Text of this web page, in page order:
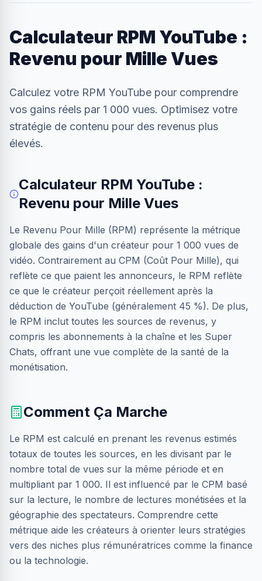
Calculateur RPM YouTube :
Revenu pour Mille Vues
Calculez votre RPM YouTube pour comprendre
vos gains réels par 1 000 vues. Optimisez votre
stratégie de contenu pour des revenus plus
élevés.
Calculateur RPM YouTube :
Revenu pour Mille Vues
Le Revenu Pour Mille (RPM) représente la métrique
globale des gains d'un créateur pour 1 000 vues de
vidéo. Contrairement au CPM (Coût Pour Mille), qui
reflète ce que paient les annonceurs, le RPM reflète
ce que le créateur perçoit réellement après la
déduction de YouTube (généralement 45 %). De plus,
le RPM inclut toutes les sources de revenus, y
compris les abonnements à la chaîne et les Super
Chats, offrant une vue complète de la santé de la
monétisation.
Comment Ça Marche
Le RPM est calculé en prenant les revenus estimés
totaux de toutes les sources, en les divisant par le
nombre total de vues sur la même période et en
multipliant par 1 000. Il est influencé par le CPM basé
sur la lecture, le nombre de lectures monétisées et la
géographie des spectateurs. Comprendre cette
métrique aide les créateurs à orienter leurs stratégies
vers des niches plus rémunératrices comme la finance
ou la technologie.